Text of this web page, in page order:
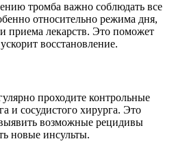
тромба важно соблюдать все
относительно режима дня,
приема лекарств. Это поможет
восстановление.
проходите контрольные
и сосудистого хирурга. Это
возможные рецидивы
новые инсульты.